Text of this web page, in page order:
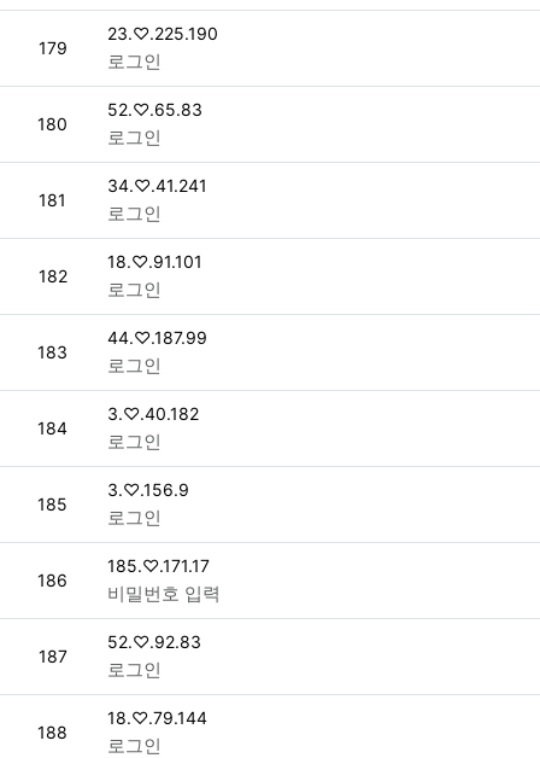
번호
179
접속자
23.♡.225.190
로그인
번호
180
접속자
52.♡.65.83
로그인
번호
181
접속자
34.♡.41.241
로그인
번호
182
접속자
18.♡.91.101
로그인
번호
183
접속자
44.♡.187.99
로그인
번호
184
접속자
3.♡.40.182
로그인
번호
185
접속자
3.♡.156.9
로그인
번호
186
접속자
185.♡.171.17
비밀번호 입력
번호
187
접속자
52.♡.92.83
로그인
번호
188
접속자
18.♡.79.144
로그인